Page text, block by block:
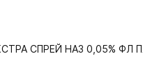
СПРЕЙ НАЗ 0,05% ФЛ